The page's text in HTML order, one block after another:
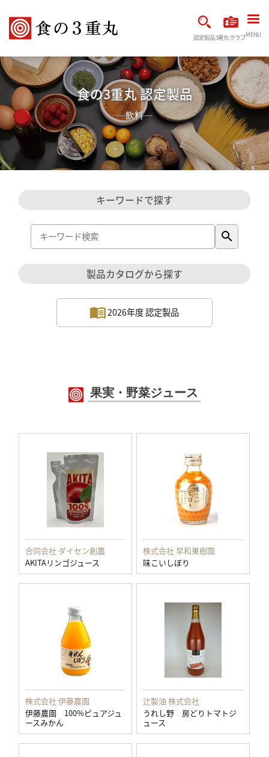
認定製品3重丸クラブMENU
食の3重丸 認定製品
飲料
キーワードで探す
search
製品カタログから探す
2026年度 認定製品
果実・野菜ジュース
合同会社 ダイセン創農
AKITAリンゴジュース
株式会社 早和果樹園
味こいしぼり
株式会社 伊藤農園
伊藤農園 100%ピュアジュ
ースみかん
辻製油 株式会社
うれし野 房どりトマトジ
ュース